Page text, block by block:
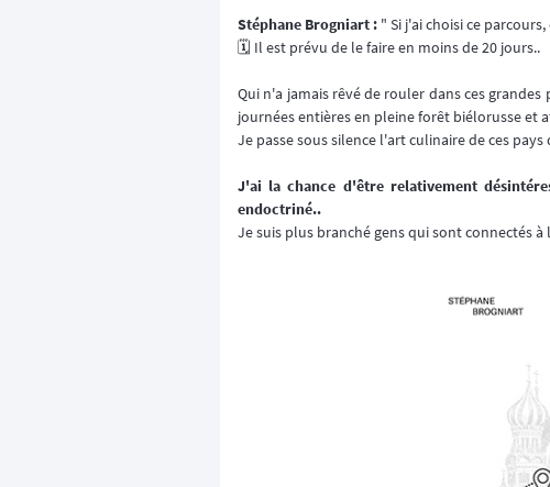
Stéphane Brogniart : " Si j'ai choisi ce
🗓️ Il est prévu de le faire en moins de 20 jours..
Qui n'a jamais rêvé de rouler dans ces
journées entières en pleine forêt biélorusse et
Je passe sous silence l'art culinaire de ces
J'ai la chance d'être relativement
endoctriné..
Je suis plus branché gens qui sont connectés